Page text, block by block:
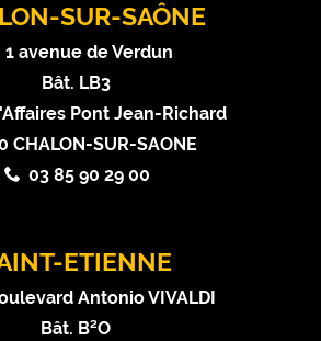
SUR-SAÔNE
1 avenue de Verdun
Bât. LB3
Pont Jean-Richard
CHALON-SUR-SAONE
03 85 90 29 00
ETIENNE
Antonio VIVALDI
Bât. B²O